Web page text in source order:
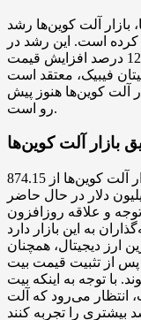
بازار آلت کوین‌ها رشد
را تجربه کرده است. این رشد در
حالی اتفاق افتاده است که بیت کوین نیز 12.85 درصد افزایش قیمت
فیبیک، معتقد است
آلت کوین‌ها هنوز پیش
رو است.
ارزش بازار آلت کوین‌ها: ارزش کل بازار آلت کوین‌ها از 874.15
دلار در 5 نوامبر به بیش از 1.044 تریلیون دلار در حال حاضر
و علاقه روزافزون
ارز دیجیتال، همچنان
پس از تثبیت قیمت بیت
با توجه به اینکه بیت
انتظار می‌رود که آلت